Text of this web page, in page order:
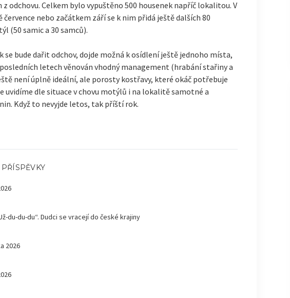
z odchovu. Celkem bylo vypuštěno 500 housenek napříč lokalitou. V
července nebo začátkem září se k nim přidá ještě dalších 80
(50 samic a 30 samců).
se bude dařit odchov, dojde možná k osídlení ještě jednoho místa,
letech věnován vhodný management (hrabání stařiny a
není úplně ideální, ale porosty kostřavy, které okáč potřebuje
uvidíme dle situace v chovu motýlů i na lokalitě samotné a
Když to nevyjde letos, tak příští rok.
du-du-du“. Dudci se vracejí do české krajiny
2026